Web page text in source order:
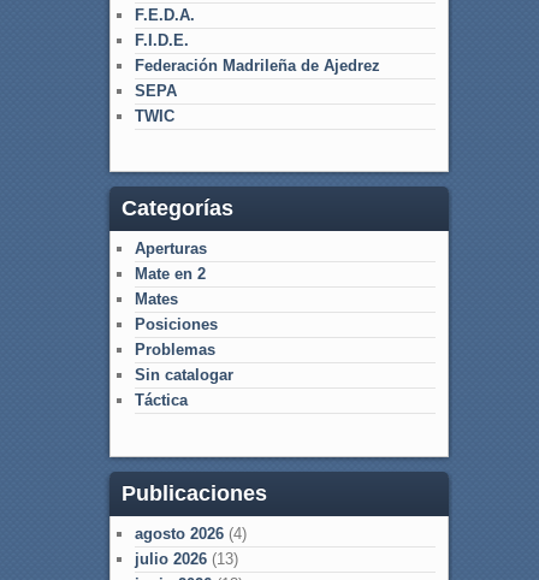
F.E.D.A.
F.I.D.E.
Federación Madrileña de Ajedrez
SEPA
TWIC
Categorías
Aperturas
Mate en 2
Mates
Posiciones
Problemas
Sin catalogar
Táctica
Publicaciones
agosto 2026(4)
julio 2026(13)